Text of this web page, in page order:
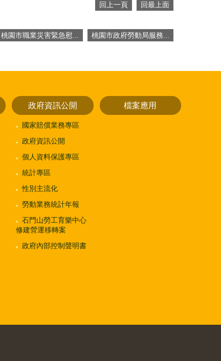
回上一頁 回最上面
桃園市職業災害緊急慰... 桃園市政府勞動局服務...
政府資訊公開
國家賠償業務專區
政府資訊公開
個人資料保護專區
統計專區
性別主流化
勞動業務統計年報
石門山勞工育樂中心
修建營運移轉案
政府內部控制聲明書
檔案應用